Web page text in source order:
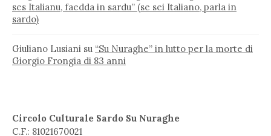
ses Italianu, faedda in sardu” (se sei Italiano, parla in
sardo)
Giuliano Lusiani su “Su Nuraghe” in lutto per la morte di
Giorgio Frongia di 83 anni
Circolo Culturale Sardo Su Nuraghe
C.F.: 81021670021